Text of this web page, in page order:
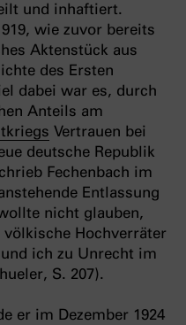
und inhaftiert.
wie zuvor bereits
Aktenstück aus
des Ersten
dabei war es, durch
Anteils am
Vertrauen bei
deutsche Republik
Fechenbach im
Entlassung
nicht glauben,
Hochverräter
ich zu Unrecht im
S. 207).
er im Dezember 1924